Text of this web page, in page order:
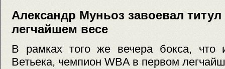
Александр Муньоз завоевал
легчайшем весе
В рамках того же вечера бокса, что
Ветьека, чемпион WBA в первом